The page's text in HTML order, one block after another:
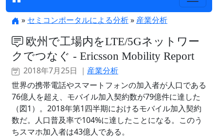
» セミコンポータルによる分析» 産業分析
欧州で工場内をLTE/5Gネットワー
クでつなぐ - Ericsson Mobility Report
2018年7月25日 ｜ 産業分析
世界の携帯電話やスマートフォンの加入者が人口である
76億人を超え、モバイル加入契約数が79億件に達した
（図1）。2018年第1四半期におけるモバイル加入契約
数だ。人口普及率で104%に達したことになる。このう
ちスマホ加入者は43億人である。